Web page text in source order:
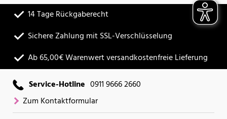
14 Tage Rückgaberecht
Sichere Zahlung mit SSL-Verschlüsselung
Ab 65,00€ Warenwert versandkostenfreie Lieferung
Service-Hotline 0911 9666 2660
Zum Kontaktformular